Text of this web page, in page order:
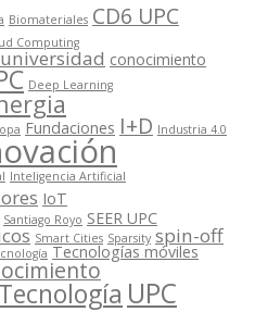
Biomateriales CD6 UPC
Computing
conocimiento
Deep Learning
Fundaciones I+D Industria 4.0
Inteligencia Artificial
IoT
Santiago Royo SEER UPC
Smart Cities Sparsity spin-off
Tecnologías móviles
UPC